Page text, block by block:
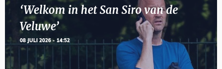
‘Welkom in het San Siro van de
Veluwe’
08 JULI 2026 - 14:52